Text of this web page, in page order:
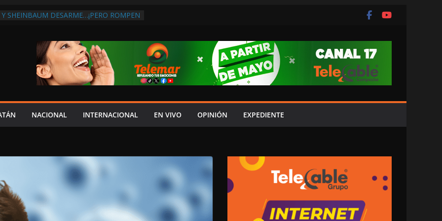
SHEINBAUM DESARME…¡PERO ROMPEN
DISCURSO DE LAYDA AL REVELAR QUE
LA PEOR CAÍDA DE
DEL PAÍS, POR PÉSIMA RECAUDACIÓN
POLÍTICAS EN
ASUME CULPA DEL HIJO?
SOBRE LA CARRETERA LIBRE
NACIONAL INTERNACIONAL EN VIVO OPINIÓN EXPEDIENTE